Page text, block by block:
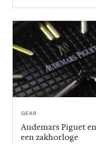
GEAR
Audemars Piguet
een zakhorloge